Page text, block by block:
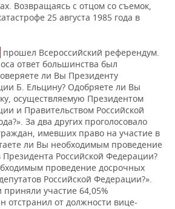
Возвращаясь с отцом со съемок,
25 августа 1985 года в
прошел Всероссийский референдум.
ответ большинства был
ли Вы Президенту
Б. Ельцину? Одобряете ли Вы
осуществляемую Президентом
и Правительством Российской
За два других проголосовало
имевших право на участие в
ли Вы необходимым проведение
Российской Федерации?
проведение досрочных
Российской Федерации?».
приняли участие 64,05%
отстранил от должности вице-